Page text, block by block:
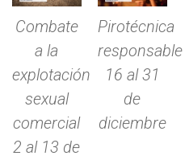
Combate
a la
explotación
sexual
comercial
2 al 13 de
Pirotécnica
responsable
16 al 31
de
diciembre